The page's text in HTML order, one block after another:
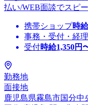
払い/WEB面談でスピ
携帯ショップ時給
事務・受付・経理
受付時給1,350円
勤務地
面接地
鹿児島県霧島市国分中